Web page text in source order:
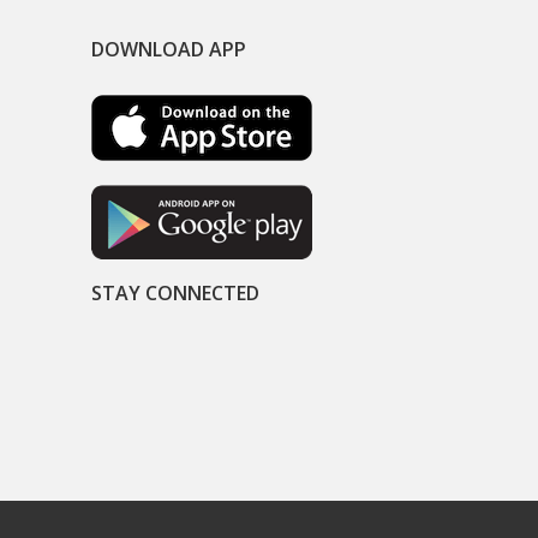
DOWNLOAD APP
STAY CONNECTED